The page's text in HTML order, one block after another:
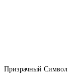
Призрачный Символ